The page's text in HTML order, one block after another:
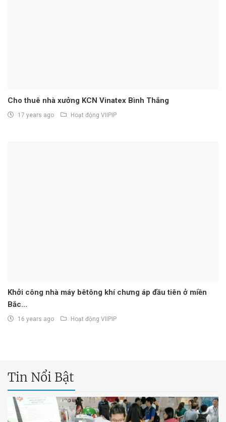
Cho thuê nhà xưởng KCN Vinatex Bình Thắng
17 years ago Hoạt động VIIPIP
Khởi công nhà máy bêtông khí chưng áp đầu tiên ở miền
Bắc...
16 years ago Hoạt động VIIPIP
Tin Nổi Bật